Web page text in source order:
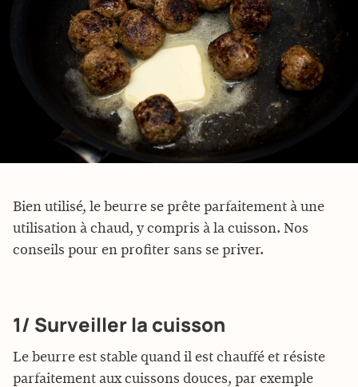
Bien utilisé, le beurre se prête parfaitement à une
utilisation à chaud, y compris à la cuisson. Nos
conseils pour en profiter sans se priver.
1/ Surveiller la cuisson
Le beurre est stable quand il est chauffé et résiste
parfaitement aux cuissons douces, par exemple